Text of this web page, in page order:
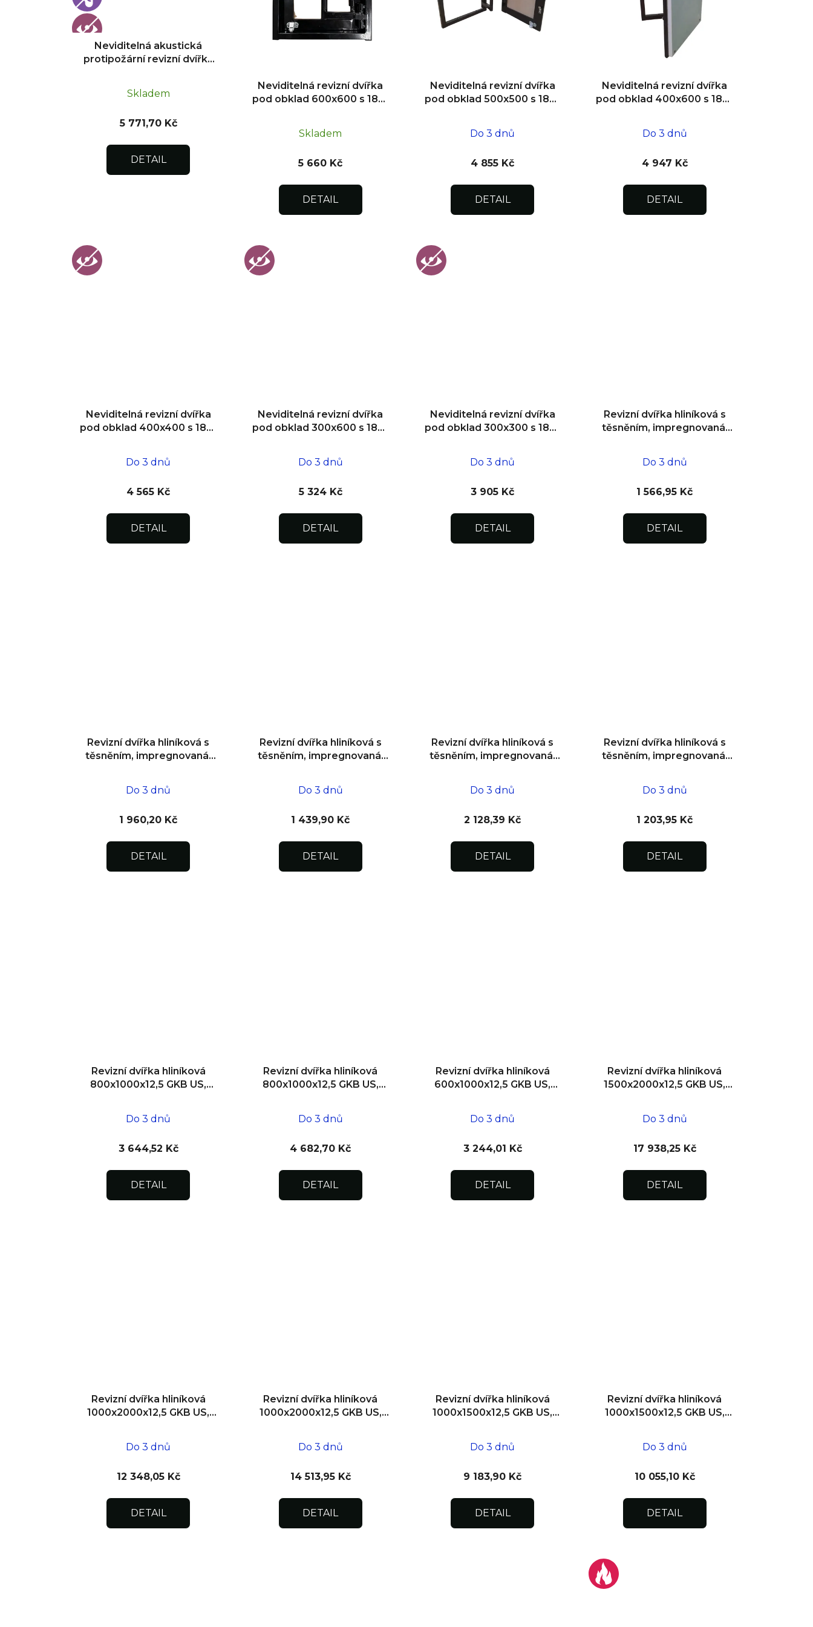
Neviditelná akustická
protipožární revizní dvířka
Skladem
5 771,70 Kč
DETAIL
Neviditelná revizní dvířka
pod obklad 600x600 s 180°
Skladem
5 660 Kč
DETAIL
Neviditelná revizní dvířka
pod obklad 500x500 s 180°
Do 3 dnů
4 855 Kč
DETAIL
Neviditelná revizní dvířka
pod obklad 400x600 s 180°
Do 3 dnů
4 947 Kč
DETAIL
Neviditelná revizní dvířka
pod obklad 400x400 s 180°
Do 3 dnů
4 565 Kč
DETAIL
Neviditelná revizní dvířka
pod obklad 300x600 s 180°
Do 3 dnů
5 324 Kč
DETAIL
Neviditelná revizní dvířka
pod obklad 300x300 s 180°
Do 3 dnů
3 905 Kč
DETAIL
Revizní dvířka hliníková s
těsněním, impregnovaná,
Do 3 dnů
1 566,95 Kč
DETAIL
Revizní dvířka hliníková s
těsněním, impregnovaná,
Do 3 dnů
1 960,20 Kč
DETAIL
Revizní dvířka hliníková s
těsněním, impregnovaná,
Do 3 dnů
1 439,90 Kč
DETAIL
Revizní dvířka hliníková s
těsněním, impregnovaná,
Do 3 dnů
2 128,39 Kč
DETAIL
Revizní dvířka hliníková s
těsněním, impregnovaná,
Do 3 dnů
1 203,95 Kč
DETAIL
Revizní dvířka hliníková
800x1000x12,5 GKB US,
Do 3 dnů
3 644,52 Kč
DETAIL
Revizní dvířka hliníková
800x1000x12,5 GKB US,
Do 3 dnů
4 682,70 Kč
DETAIL
Revizní dvířka hliníková
600x1000x12,5 GKB US,
Do 3 dnů
3 244,01 Kč
DETAIL
Revizní dvířka hliníková
1500x2000x12,5 GKB US,
Do 3 dnů
17 938,25 Kč
DETAIL
Revizní dvířka hliníková
1000x2000x12,5 GKB US,
Do 3 dnů
12 348,05 Kč
DETAIL
Revizní dvířka hliníková
1000x2000x12,5 GKB US,
Do 3 dnů
14 513,95 Kč
DETAIL
Revizní dvířka hliníková
1000x1500x12,5 GKB US,
Do 3 dnů
9 183,90 Kč
DETAIL
Revizní dvířka hliníková
1000x1500x12,5 GKB US,
Do 3 dnů
10 055,10 Kč
DETAIL